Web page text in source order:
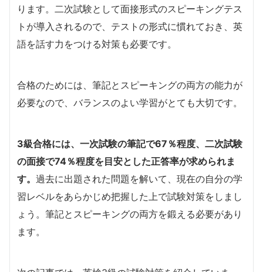
ります。二次試験として面接形式のスピーキングテス
トが導入されるので、テストの形式に慣れておき、英
語を話す力をつける対策も必要です。
合格のためには、筆記とスピーキングの両方の能力が
必要なので、バランスのよい学習がとても大切です。
3級合格には、一次試験の筆記で67％程度、二次試験
の面接で74％程度を目安とした正答率が求められま
す。 過去に出題された問題を解いて、現在の自分の学
習レベルをあらかじめ把握した上で試験対策をしまし
ょう。筆記とスピーキングの両方を鍛える必要があり
ます。